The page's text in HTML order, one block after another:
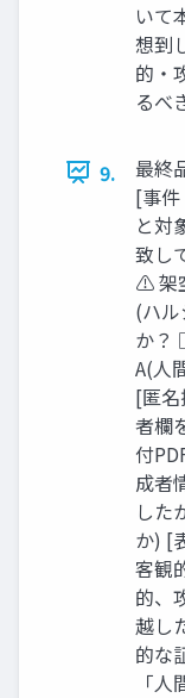
いて
想到
的・
るべ
9.
最終
[事
と対
致し
⚠ 架
(ハ
か？
A(人
[匿
者欄
付
成者
した
か) [
客観
的、
越し
的な
「